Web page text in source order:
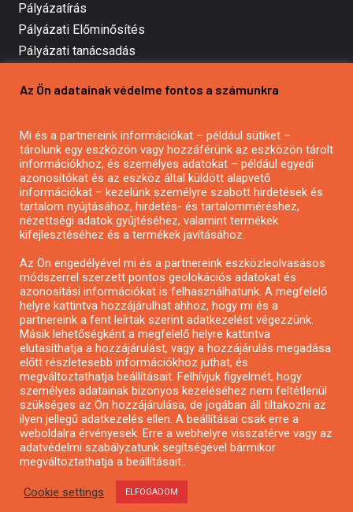
Pályázatírás
Pályázati Előminősítés
Pályázati tanácsadás
Mezőgazdasági pályázatírás
Pályázatírás civil szervezeteknek
Pályázatírás önkormányzatoknak
Pályázatfigyelés
Specifikus pályázatfigyelés vagy hírlevél
Pályázatok magánszemélyeknek
Pályázatok civil szervezeteknek
Pályázatok vállalkozásoknak
Önkormányzati pályázatok
Mezőgazdasági pályázatok
Falusi turizmus pályázatok
Napelem pályázatok
GINOP pályázatok
Copyright © All rights reserved.
Az Ön adatainak védelme fontos a számunkra
Mi és a partnereink információkat – például sütiket –
tárolunk egy eszközön vagy hozzáférünk az eszközön tárolt
információkhoz, és személyes adatokat – például egyedi
azonosítókat és az eszköz által küldött alapvető
információkat – kezelünk személyre szabott hirdetések és
tartalom nyújtásához, hirdetés- és tartalomméréshez,
nézettségi adatok gyűjtéséhez, valamint termékek
kifejlesztéséhez és a termékek javításához.
Az Ön engedélyével mi és a partnereink eszközleolvasásos
módszerrel szerzett pontos geolokációs adatokat és
azonosítási információkat is felhasználhatunk. A megfelelő
helyre kattintva hozzájárulhat ahhoz, hogy mi és a
partnereink a fent leírtak szerint adatkezelést végezzünk.
Másik lehetőségként a megfelelő helyre kattintva
elutasíthatja a hozzájárulást, vagy a hozzájárulás megadása
előtt részletesebb információkhoz juthat, és
megváltoztathatja beállításait. Felhívjuk figyelmét, hogy
személyes adatainak bizonyos kezeléséhez nem feltétlenül
szükséges az Ön hozzájárulása, de jogában áll tiltakozni az
ilyen jellegű adatkezelés ellen. A beállításai csak erre a
weboldalra érvényesek. Erre a webhelyre visszatérve vagy az
adatvédelmi szabályzatunk segítségével bármikor
megváltoztathatja a beállításait..
Cookie settings ELFOGADOM